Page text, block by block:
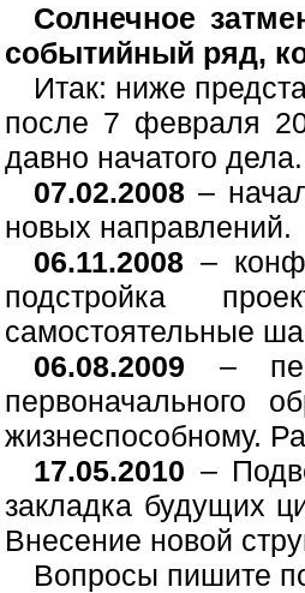
Солнечное
событийный ряд,
Итак: ниже
после 7 февраля
давно начатого дела.
07.02.2008 –
новых направлений.
06.11.2008 –
подстройка
самостоятельные
06.08.2009 –
первоначального
жизнеспособному.
17.05.2010 –
закладка будущих
Внесение новой
Вопросы пишите